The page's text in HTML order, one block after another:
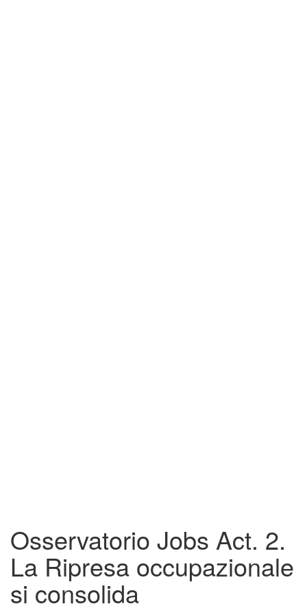
Osservatorio Jobs Act. 2.
La Ripresa occupazionale
si consolida